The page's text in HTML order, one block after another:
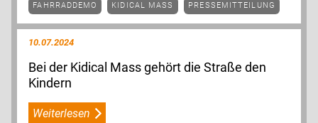
FAHRRADDEMO KIDICAL MASS PRESSEMITTEILUNG
10.07.2024
Bei der Kidical Mass gehört die Straße den
Kindern
Weiterlesen